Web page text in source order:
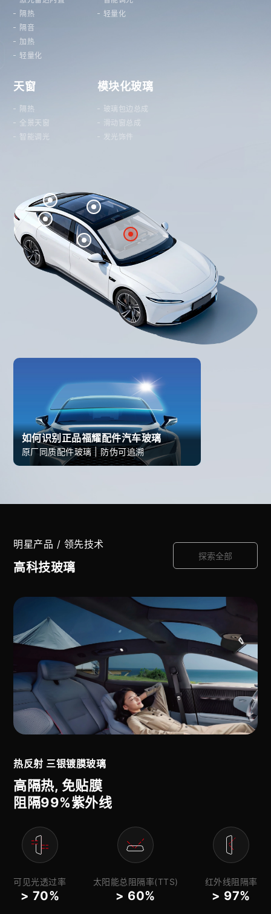
隔热
隔音
加热
轻量化
轻量化
天窗
隔热
全景天窗
智能调光
模块化玻璃
玻璃包边总成
滑动窗总成
发光饰件
如何识别正品福耀配件汽车玻璃
原厂同质配件玻璃 | 防伪可追溯
明星产品 / 领先技术
高科技玻璃
探索全部
热反射 三银镀膜玻璃
高隔热, 免贴膜
阻隔99%紫外线
可见光透过率
> 70%
太阳能总阻隔率(TTS)
> 60%
红外线阻隔率
> 97%